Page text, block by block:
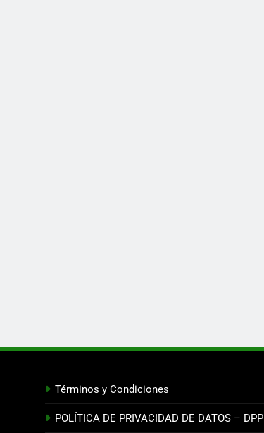
Términos y Condiciones
POLÍTICA DE PRIVACIDAD DE DATOS – DPP